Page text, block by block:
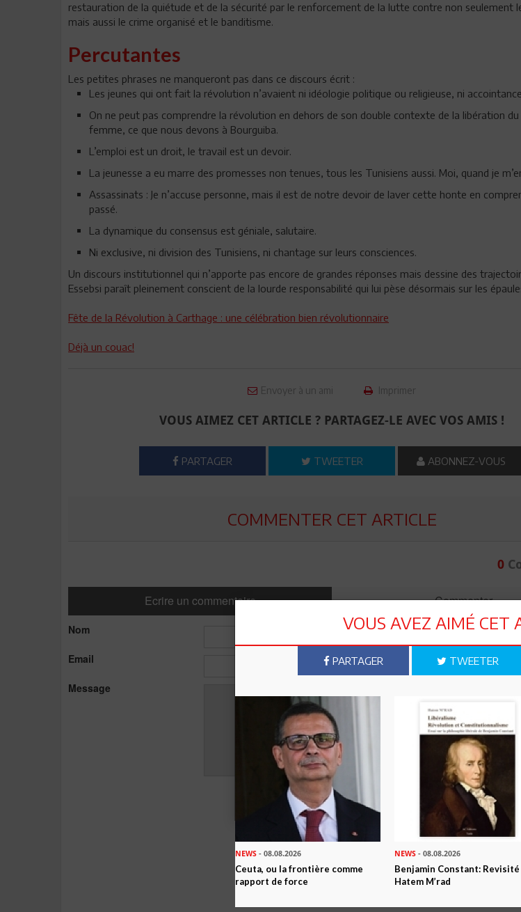
restauration de la quiétude et de la sécurité par le renforcement de la lutte contre non seulement
mais aussi le crime organisé et le banditisme.
Percutantes
Les petites phrases ne manqueront pas dans ce discours écrit :
Les jeunes qui ont fait la révolution n’avaient ni idéologie politique ou religieuse, ni
On ne peut pas comprendre la révolution en dehors de son double contexte de la libération
femme, ce que nous devons à Bourguiba.
L’emploi est un droit, le travail est un devoir.
La jeunesse a eu marre des promesses non tenues, tous les Tunisiens aussi. Moi, quand je
Assassinats : Je n’accuse personne, mais il est de notre devoir de laver cette honte en
passé.
La dynamique du consensus est géniale, salutaire.
Ni exclusive, ni division des Tunisiens, ni chantage sur leurs consciences.
Un discours institutionnel qui n’apporte pas encore de grandes réponses mais dessine des
Essebsi paraît pleinement conscient de la lourde responsabilité qui lui pèse désormais sur les
Fête de la Révolution à Carthage : une célébration bien révolutionnaire
Déjà un couac!
Envoyer à un ami Imprimer
VOUS AIMEZ CET ARTICLE ? PARTAGEZ-LE AVEC VOS AMIS !
PARTAGER TWEETER ABONNEZ-VOUS
COMMENTER CET ARTICLE
0
Ecrire un commentaire Commenter
Nom
Email
Message
VOUS AVEZ AIMÉ CET
PARTAGER TWEETER
NEWS - 08.08.2026
Ceuta, ou la frontière comme
rapport de force
NEWS - 08.08.2026
Benjamin Constant:
Hatem M’rad